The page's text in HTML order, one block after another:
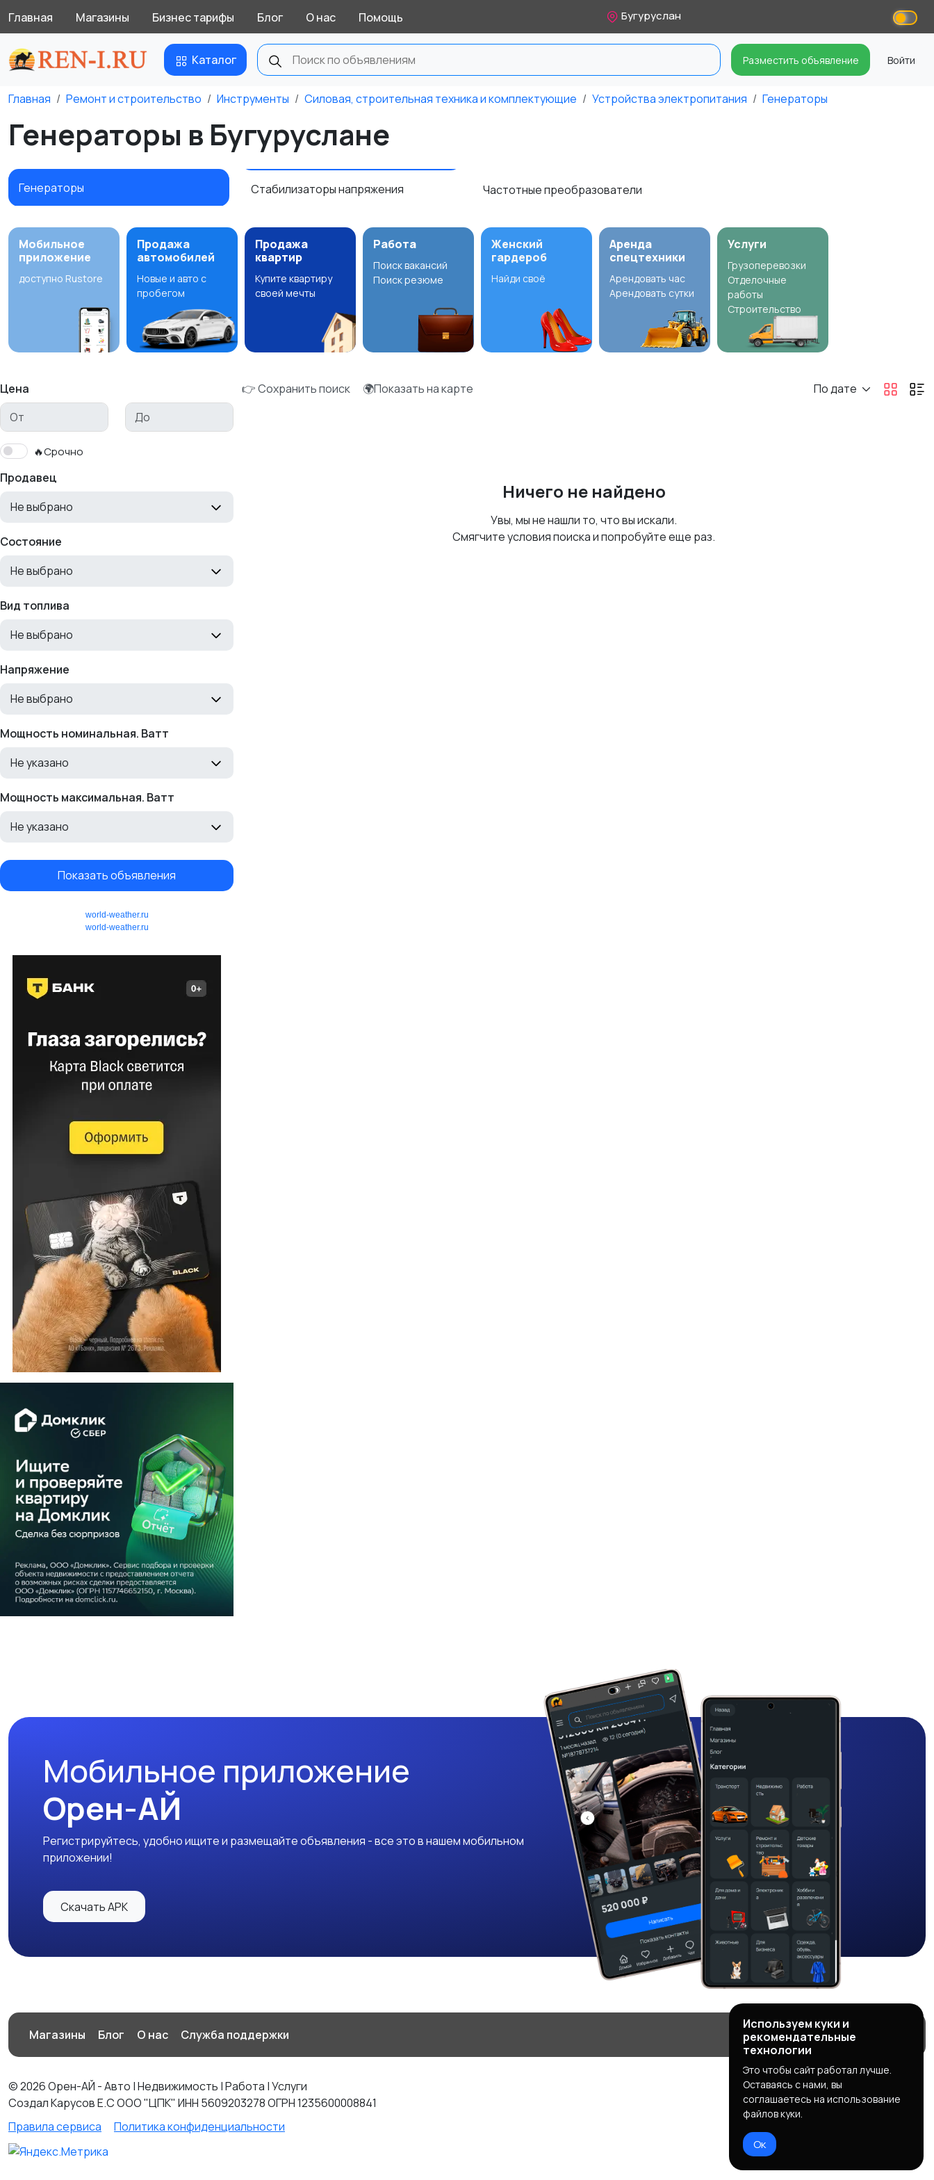
Главная Магазины Бизнес тарифы Блог О нас Помощь Бугуруслан
Каталог Разместить объявление Войти
Главная Ремонт и строительство Инструменты Силовая, строительная техника и комплектующие Устройства электропитания Генераторы
Генераторы в Бугуруслане
Генераторы Стабилизаторы напряжения Частотные преобразователи
Мобильное
приложение
доступно Rustore
Продажа
автомобилей
Новые и авто с
пробегом
Продажа
квартир
Купите квартиру
своей мечты
Работа
Поиск вакансий
Поиск резюме
Женский
гардероб
Найди своё
Аренда
спецтехники
Арендовать час
Арендовать сутки
Услуги
Грузоперевозки
Отделочные
работы
Строительство
Цена
🔥Срочно
Продавец
Не выбрано
Состояние
Не выбрано
Вид топлива
Не выбрано
Напряжение
Не выбрано
Мощность номинальная. Ватт
Не указано
Мощность максимальная. Ватт
Не указано
Показать объявления
world-weather.ru
world-weather.ru
👉 Сохранить поиск 🌍Показать на карте По дате
Ничего не найдено
Увы, мы не нашли то, что вы искали.
Смягчите условия поиска и попробуйте еще раз.
Мобильное приложение
Орен-АЙ
Регистрируйтесь, удобно ищите и размещайте объявления - все это в нашем мобильном
приложении!
Скачать APK
Магазины Блог О нас Служба поддержки
© 2026 Орен-АЙ - Авто | Недвижимость | Работа | Услуги
Создал Карусов Е.С ООО "ЦПК" ИНН 5609203278 ОГРН 1235600008841
Правила сервиса
Политика конфиденциальности
Используем куки и
рекомендательные
технологии
Это чтобы сайт работал лучше.
Оставаясь с нами, вы
соглашаетесь на использование
файлов куки.
Ок